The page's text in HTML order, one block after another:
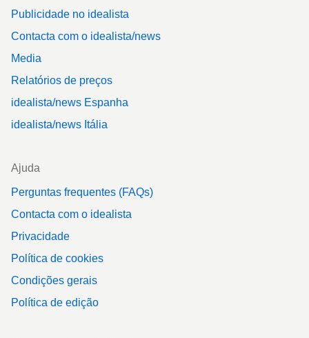
Publicidade no idealista
Contacta com o idealista/news
Media
Relatórios de preços
idealista/news Espanha
idealista/news Itália
Ajuda
Perguntas frequentes (FAQs)
Contacta com o idealista
Privacidade
Política de cookies
Condições gerais
Política de edição